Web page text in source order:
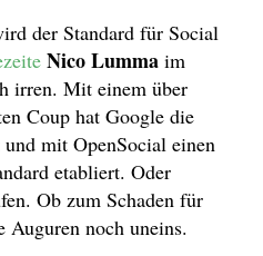
der Standard für Social
Nico Lumma im
irren. Mit einem über
Coup hat Google die
mit OpenSocial einen
etabliert. Oder
Ob zum Schaden für
Auguren noch uneins.